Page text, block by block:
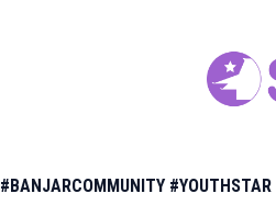
#BANJARCOMMUNITY #YOUTHSTAR